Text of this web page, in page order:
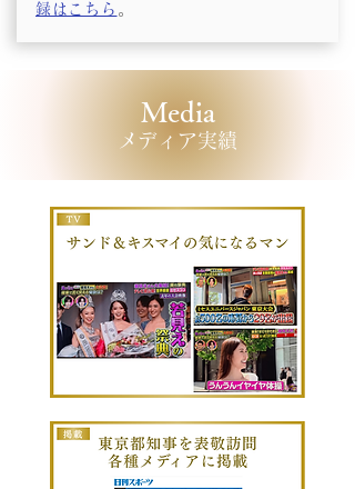
録はこちら 。
Media
​メディア実績